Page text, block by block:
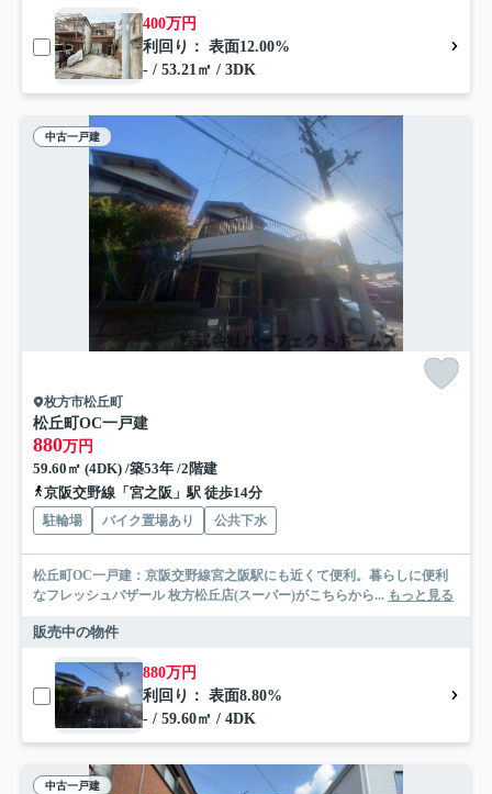
400万円
利回り： 表面12.00%
- / 53.21㎡ / 3DK
中古一戸建
枚方市松丘町
松丘町OC一戸建
880万円
59.60㎡ (4DK) /築53年 /2階建
京阪交野線「宮之阪」駅 徒歩14分
駐輪場 バイク置場あり 公共下水
松丘町OC一戸建：京阪交野線宮之阪駅にも近くて便利。暮らしに便利
なフレッシュバザール 枚方松丘店(スーパー)がこちらから... もっと見る
販売中の物件
880万円
利回り： 表面8.80%
- / 59.60㎡ / 4DK
中古一戸建